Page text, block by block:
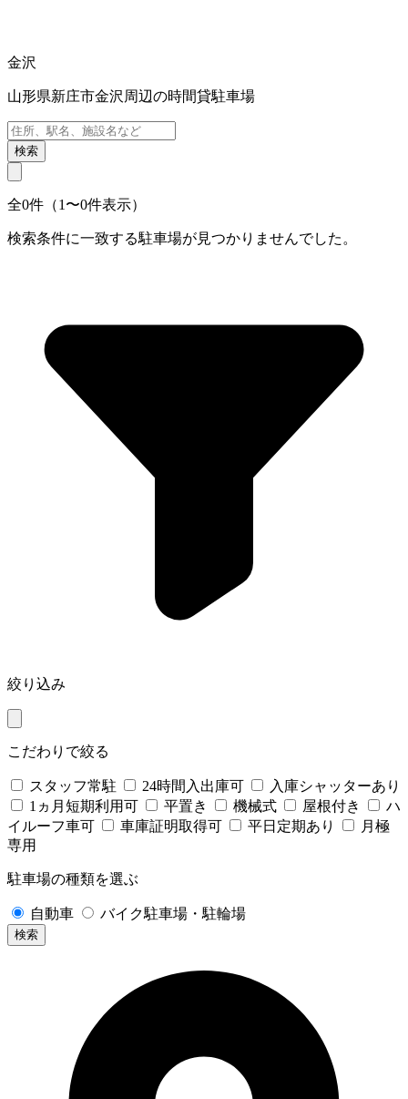
金沢
山形県新庄市金沢周辺の時間貸駐車場
検索
全0件（1〜0件表示）
検索条件に一致する駐車場が見つかりませんでした。
絞り込み
こだわりで絞る
スタッフ常駐 24時間入出庫可
入庫シャッターあり
1ヵ月短期利用可
平置き 機械式 屋根付き
ハ
イルーフ車可
車庫証明取得可 平日定期あり
月極
専用
駐車場の種類を選ぶ
自動車 バイク駐車場・駐輪場
検索